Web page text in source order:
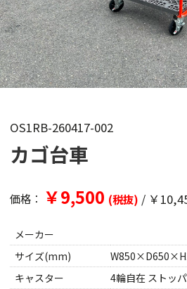
OS1RB-260417-002
カゴ台車
価格： ￥9,500 (税抜) / ￥
メーカー
サイズ(mm)
キャスター
4輪自在 ストッ